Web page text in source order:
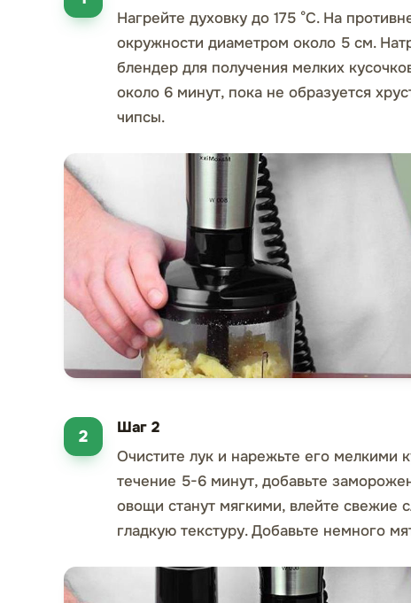
Нагрейте духовку до 175 °C. На
окружности диаметром около 5 см.
блендер для получения мелких
около 6 минут, пока не образуется
чипсы.
Шаг 2
Очистите лук и нарежьте его мелкими
течение 5-6 минут, добавьте
овощи станут мягкими, влейте свежие
гладкую текстуру. Добавьте немного